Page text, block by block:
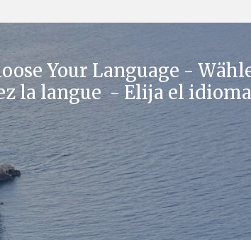
Your Language -
la langue -Elija el idioma